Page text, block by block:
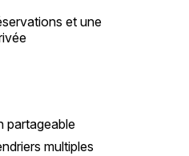
et une
partageable
multiples